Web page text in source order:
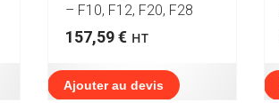
– F10, F12, F20, F28
157,59€ HT
Ajouter au devis